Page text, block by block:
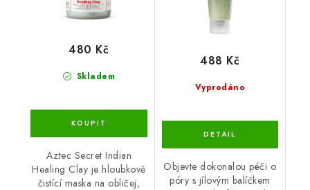
Skladem
480 Kč
Aztec Secret Indian
Healing Clay je hloubkově
čistící maska na obličej,
Vyprodáno
488 Kč
Objevte dokonalou péči o
póry s jílovým balíčkem